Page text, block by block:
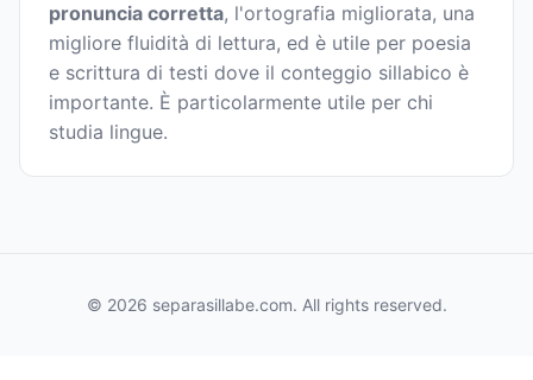
pronuncia corretta, l'ortografia migliorata, una
migliore fluidità di lettura, ed è utile per poesia
e scrittura di testi dove il conteggio sillabico è
importante. È particolarmente utile per chi
studia lingue.
© 2026 separasillabe.com. All rights reserved.